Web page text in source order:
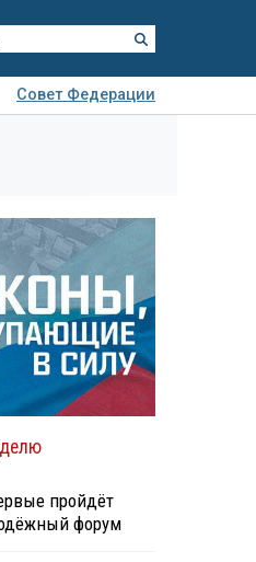
Совет Федерации
пройдёт
форум